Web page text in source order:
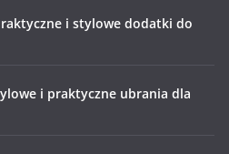
i stylowe dodatki do
i praktyczne ubrania dla